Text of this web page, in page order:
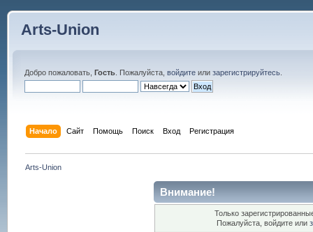
Arts-Union
Добро пожаловать, Гость. Пожалуйста, войдитеили зарегистрируйтесь.
Начало Сайт Помощь Поиск Вход Регистрация
Arts-Union
Внимание!
Только
Пожалуйста, войдите или